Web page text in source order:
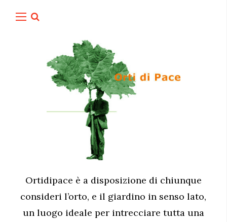
Ortidipace è a disposizione di chiunque
consideri l’orto, e il giardino in senso lato,
un luogo ideale per intrecciare tutta una